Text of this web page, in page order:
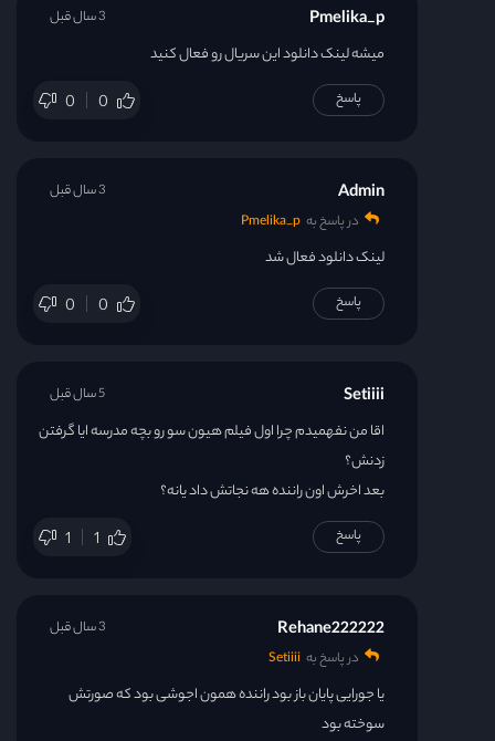
Pmelika_p
میشه لینک دانلود این سریال رو فعال کنید
0 0
3 سال قبل
پاسخ
Admin
در پاسخ به Pmelika_p
لینک دانلود فعال شد
0 0
3 سال قبل
پاسخ
Setiiii
اقا من نفهمیدم چرا اول فیلم‌ هیون سو رو بچه مدرسه ایا گرفتن
زدنش؟
بعد اخرش اون راننده هه نجاتش داد یانه؟
1 1
5 سال قبل
پاسخ
Rehane222222
در پاسخ به Setiiii
یا جورایی پایان باز بود راننده همون اجوشی بود که صورتش
سوخته بود
3 سال قبل